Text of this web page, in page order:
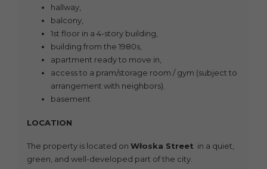
hallway,
balcony,
1st floor in a 4-story building,
building from the 1980s,
apartment ready to move in,
access to a pram/storage room / gym (subject to
arrangement with neighbors).
basement
LOCATION
The property is located on Włoska Street in a quiet,
green, and well-developed part of the city.